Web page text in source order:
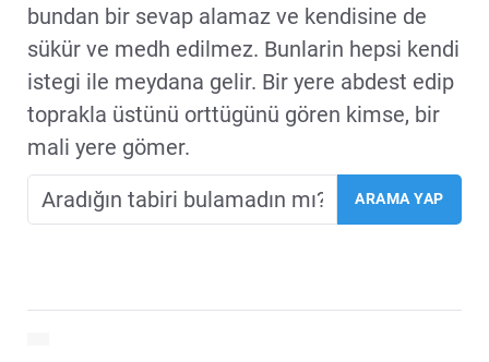
bundan bir sevap alamaz ve kendisine de
sükür ve medh edilmez. Bunlarin hepsi kendi
istegi ile meydana gelir. Bir yere abdest edip
toprakla üstünü orttügünü gören kimse, bir
mali yere gömer.